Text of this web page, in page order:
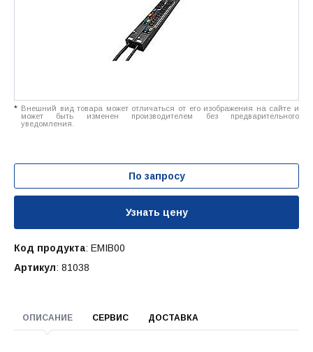
* Внешний вид товара может отличаться от его изображения на сайте и
может быть изменен производителем без предварительного
уведомления.
По запросу
Узнать цену
Код продукта: EMIB00
Артикул: 81038
ОПИСАНИЕ СЕРВИС ДОСТАВКА